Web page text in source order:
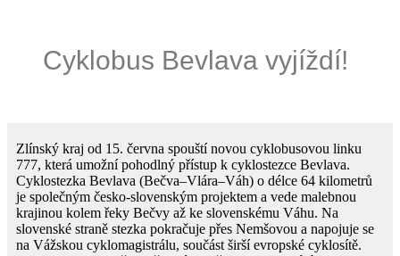
Cyklobus Bevlava vyjíždí!
Zlínský kraj od 15. června spouští novou cyklobusovou linku
777, která umožní pohodlný přístup k cyklostezce Bevlava.
Cyklostezka Bevlava (Bečva–Vlára–Váh) o délce 64 kilometrů
je společným česko-slovenským projektem a vede malebnou
krajinou kolem řeky Bečvy až ke slovenskému Váhu. Na
slovenské straně stezka pokračuje přes Nemšovou a napojuje se
na Vážskou cyklomagistrálu, součást širší evropské cyklosítě.